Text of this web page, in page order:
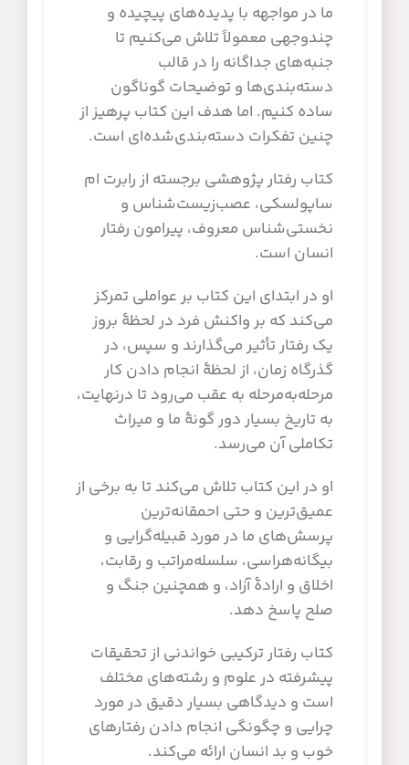
ما در مواجهه با پدیده‌‌های پیچیده و
چندوجهی معمولاً تلاش می‌کنیم تا
جنبه‌‌های جداگانه را در قالب
دسته‌بندی‌ها و توضیحات گوناگون
ساده کنیم. اما هدف این کتاب پرهیز از
چنین تفکرات دسته‌بندی‌شده‌ای است.
کتاب رفتار پژوهشی برجسته از رابرت ام
ساپولسکی، عصب‌زیست‌شناس و
نخستی‌شناس معروف، پیرامون رفتار
انسان است.
او در ابتدای این کتاب بر عواملی تمرکز
می‌کند که بر واکنش فرد در لحظۀ بروز
یک رفتار تأثیر می‌گذارند و سپس، در
گذرگاه زمان، از لحظۀ انجام دادن کار
مرحله‌به‌مرحله به عقب می‌رود تا درنهایت،
به تاریخ بسیار دور گونۀ ما و میراث
تکاملی آن می‌رسد.
او در این کتاب تلاش می‌کند تا به برخی از
عمیق‌ترین و حتی احمقانه‌ترین
پرسش‌های ما در مورد قبیله‌گرایی و
بیگانه‌هراسی، سلسله‌مراتب و رقابت،
اخلاق و ارادۀ آزاد، و همچنین جنگ و
صلح پاسخ دهد.
کتاب رفتار ترکیبی خواندنی از تحقیقات
پیشرفته در علوم و رشته‌های مختلف
است و دیدگاهی بسیار دقیق در مورد
چرایی و چگونگی انجام دادن رفتارهای
خوب و بد انسان ارائه می‌کند.